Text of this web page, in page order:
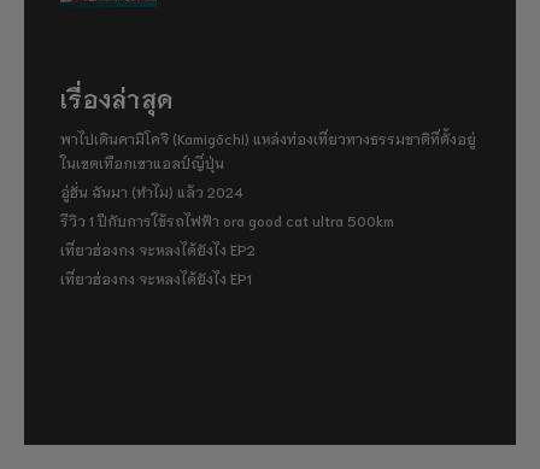
เรื่องล่าสุด
พาไปเดินคามิโคจิ (Kamigōchi) แหล่งท่องเที่ยวทางธรรมชาติที่ตั้งอยู่
ในเขตเทือกเขาแอลป์ญี่ปุ่น
อู่ฮั่น ฉันมา (ทำไม) แล้ว 2024
รีวิว 1 ปีกับการใช้รถไฟฟ้า ora good cat ultra 500km
เที่ยวฮ่องกง จะหลงได้ยังไง EP2
เที่ยวฮ่องกง จะหลงได้ยังไง EP1